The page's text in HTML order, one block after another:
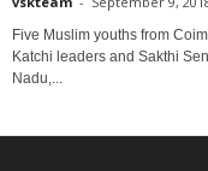
Five Muslim youths from
Katchi leaders and Sakthi
Nadu,...